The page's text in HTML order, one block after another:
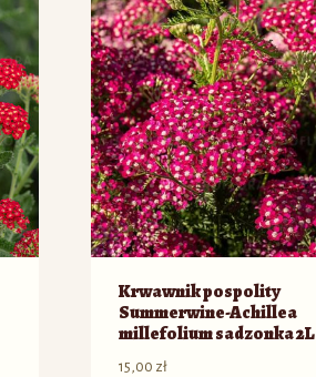
Krwawnik pospolity
Summerwine-Achillea
millefolium sadzonka 2L
15,00 zł